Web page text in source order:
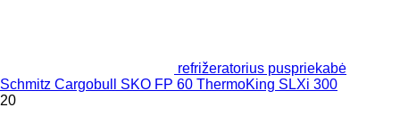
refrižeratorius puspriekabė
Schmitz Cargobull SKO FP 60 ThermoKing SLXi 300
20